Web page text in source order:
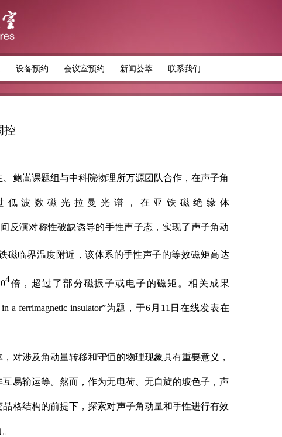
设备预约 会议室预约 新闻荟萃 联系我们
控
鲍嵩课题组与中科院物理所万源团队合作，在声子角
波数磁光拉曼光谱，在亚铁磁绝缘体
反演对称性破缺诱导的手性声子态，实现了声子角动
磁临界温度附近，该体系的手性声子的等效磁矩高达
4倍，超过了部分磁振子或电子的磁矩。相关成果
in a ferrimagnetic insulator”为题，于6月11日在线发表在
对涉及角动量转移和守恒的物理现象具有重要意义，
易输运等。然而，作为无电荷、无自旋的玻色子，声
格结构的前提下，探索对声子角动量和手性进行有效